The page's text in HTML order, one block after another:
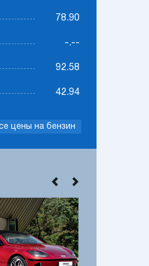
78.90
-.--
92.58
42.94
цены на бензин